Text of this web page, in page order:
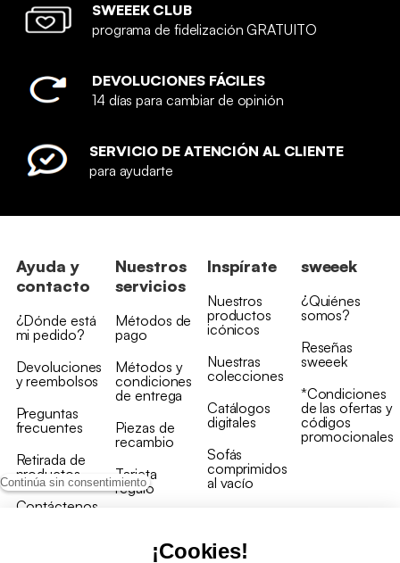
Continúa sin consentimiento
¡Cookies!
SWEEEK CLUB
programa de fidelización GRATUITO
DEVOLUCIONES FÁCILES
14 días para cambiar de opinión
SERVICIO DE ATENCIÓN AL CLIENTE
para ayudarte
Ayuda y
contacto
¿Dónde está
mi pedido?
Devoluciones
y reembolsos
Preguntas
frecuentes
Retirada de
productos
Contáctenos
Nuestros
servicios
Métodos de
pago
Métodos y
condiciones
de entrega
Piezas de
recambio
Tarjeta
regalo
Inspírate
Nuestros
productos
icónicos
Nuestras
colecciones
Catálogos
digitales
Sofás
comprimidos
al vacío
sweeek
¿Quiénes
somos?
Reseñas
sweeek
*Condiciones
de las ofertas y
códigos
promocionales